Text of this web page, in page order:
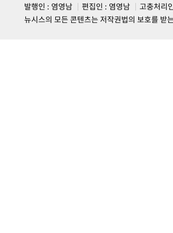
발행인 : 염영남
편집인 : 염영남
고충처리
뉴시스의 모든 콘텐츠는 저작권법의 보호를